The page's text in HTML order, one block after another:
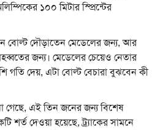
১০০ মিটার স্প্রিন্টের
বোল্ট দৌড়াতেন মেডেলের জন্য, আর
জন্য। মেডেলের চেয়েও নেতার
গতি দেয়, এটা বোল্ট বেচারা বুঝবেন কী
গেছে, এই তিন জনের জন্য বিশেষ
শর্ত দেওয়া হয়েছে, ট্র্যাকের সামনে